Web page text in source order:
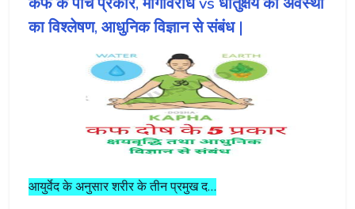
का विश्लेषण, आधुनिक विज्ञान से संबंध |
आयुर्वेद के अनुसार शरीर के तीन प्रमुख द…